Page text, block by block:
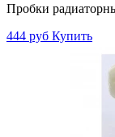
Пробки
444 руб Купить